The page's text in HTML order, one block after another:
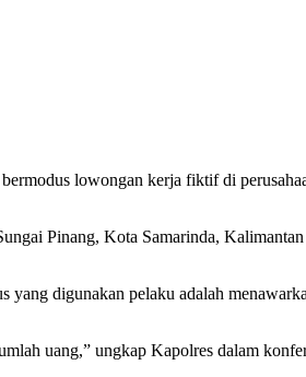
lowongan kerja fiktif di
Pinang, Kota Samarinda,
digunakan pelaku adalah
uang,” ungkap Kapolres dalam